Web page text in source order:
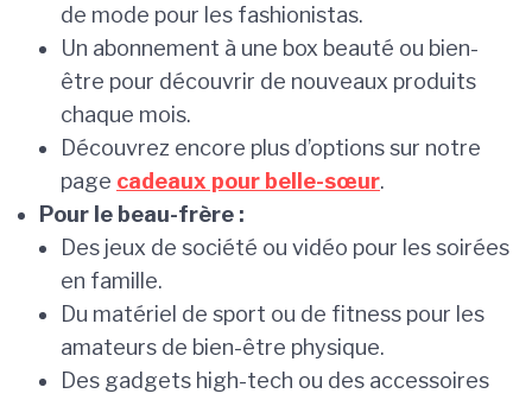
de mode pour les fashionistas.
Un abonnement à une box beauté ou bien-
être pour découvrir de nouveaux produits
chaque mois.
Découvrez encore plus d’options sur notre
page cadeaux pour belle-sœur.
Pour le beau-frère :
Des jeux de société ou vidéo pour les soirées
en famille.
Du matériel de sport ou de fitness pour les
amateurs de bien-être physique.
Des gadgets high-tech ou des accessoires